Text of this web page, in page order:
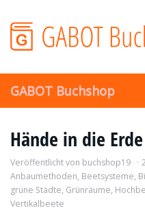
main
content
GABOT Buchshop
Hände in die Erde
Veröffentlicht von buchshop19
Anbaumethoden, Beetsysteme,
grüne Städte, Grünräume,
Vertikalbeete